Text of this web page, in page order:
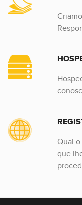
Qual
que